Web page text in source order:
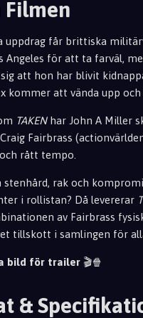
Filmen
uppdrag får brittiska
Angeles för att ta farväl,
att hon har blivit
kommer att vända upp
TAKENhar John A Miller
Fairbrass
rått tempo.
stenhård, rak och
i rollistan? Då levererar
av Fairbrass
tillskott i samlingen för
bild för trailer 🎬🍿
&